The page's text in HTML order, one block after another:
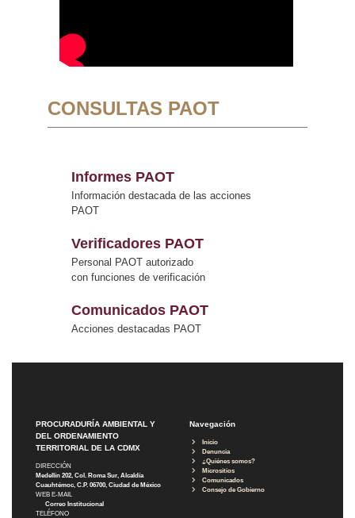
CONSULTAS PAOT
Informes PAOT
Información destacada de las acciones
PAOT
Verificadores PAOT
Personal PAOT autorizado
con funciones de verificación
Comunicados PAOT
Acciones destacadas PAOT
PROCURADURÍA AMBIENTAL Y
DEL ORDENAMIENTO
TERRITORIAL DE LA CDMX
DIRECCIÓN
Medellín 202, Col. Roma Sur, Alcaldía
Cuauhtémoc, C.P. 06700, Ciudad de México
WEB E-MAIL
Correo Institucional
TELÉFONO
Navegación
Inicio
Denuncia
¿Quiénes somos?
Micrositios
Comunicados
Consejo de Gobierno